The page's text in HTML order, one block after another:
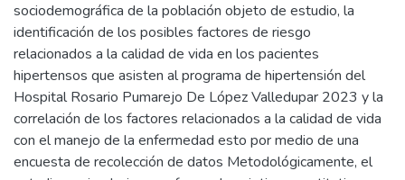
sociodemográfica de la población objeto de estudio, la
identificación de los posibles factores de riesgo
relacionados a la calidad de vida en los pacientes
hipertensos que asisten al programa de hipertensión del
Hospital Rosario Pumarejo De López Valledupar 2023 y la
correlación de los factores relacionados a la calidad de vida
con el manejo de la enfermedad esto por medio de una
encuesta de recolección de datos Metodológicamente, el